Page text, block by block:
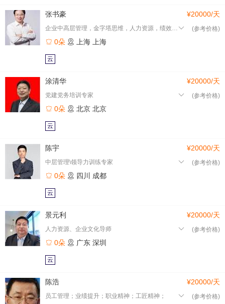
张书豪
企业中高层管理，金字塔思维，人力资源，绩效管理
0朵 上海 上海
¥20000/天
(参考价格)
云
涂清华
党建党务培训专家
0朵 北京 北京
¥20000/天
(参考价格)
云
陈宇
中层管理\领导力训练专家
0朵 四川 成都
¥20000/天
(参考价格)
云
景元利
人力资源、企业文化导师
0朵 广东 深圳
¥20000/天
(参考价格)
云
陈浩
员工管理；业绩提升；职业精神；工匠精神；
¥20000/天
(参考价格)